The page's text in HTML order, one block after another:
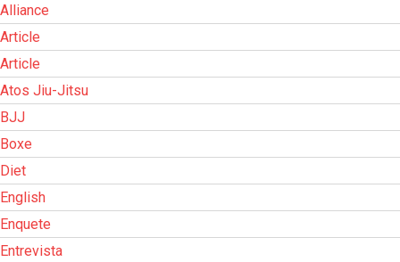
Alliance
Article
Article
Atos Jiu-Jitsu
BJJ
Boxe
Diet
English
Enquete
Entrevista